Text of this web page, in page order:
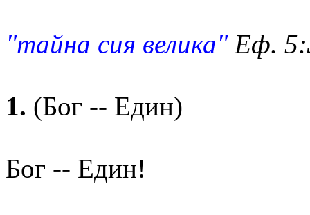
"тайна сия велика"Еф.
1. (Бог -- Един)
Бог -- Един!